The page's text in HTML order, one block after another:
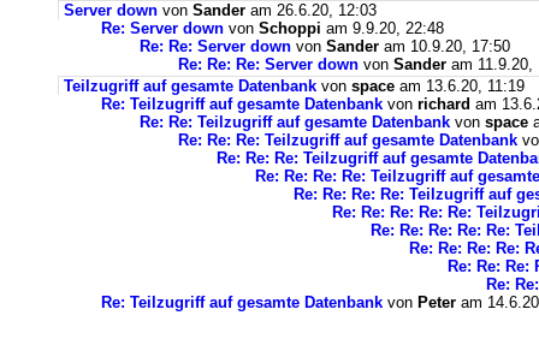
Server down von Sander am 26.6.20, 12:03
Re: Server down von Schoppi am 9.9.20, 22:48
Re: Re: Server down von Sander am 10.9.20, 17:50
Re: Re: Re: Server down von Sander am 11.9.20,
Teilzugriff auf gesamte Datenbank von space am 13.6.20, 11:19
Re: Teilzugriff auf gesamte Datenbank von richard am
Re: Re: Teilzugriff auf gesamte Datenbank von space
Re: Re: Re: Teilzugriff auf gesamte Datenbank
Re: Re: Re: Teilzugriff auf gesamte
Re: Re: Re: Re: Teilzugriff auf
Re: Re: Re: Re: Teilzugriff auf
Re: Re: Re: Re: Re:
Re: Re: Re: Re: Re:
Re: Re: Re: Re:
Re: Re: Re:
Re:
Re: Teilzugriff auf gesamte Datenbank von Peter am